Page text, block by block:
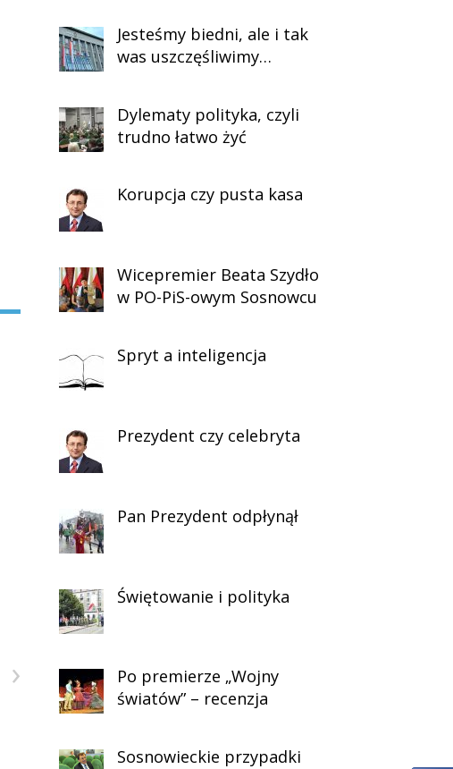
›
Jesteśmy biedni, ale i tak
was uszczęśliwimy…
Dylematy polityka, czyli
trudno łatwo żyć
Korupcja czy pusta kasa
Wicepremier Beata Szydło
w PO-PiS-owym Sosnowcu
Spryt a inteligencja
Prezydent czy celebryta
Pan Prezydent odpłynął
Świętowanie i polityka
Po premierze „Wojny
światów” – recenzja
Sosnowieckie przypadki